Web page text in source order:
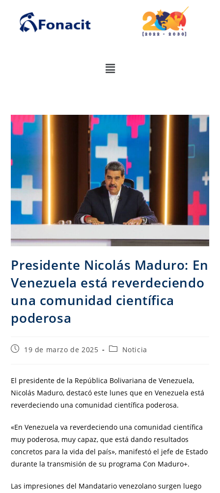
Presidente Nicolás Maduro: En
Venezuela está reverdeciendo
una comunidad científica
poderosa
19 de marzo de 2025 Noticia
El presidente de la República Bolivariana de Venezuela,
Nicolás Maduro, destacó este lunes que en Venezuela está
reverdeciendo una comunidad científica poderosa.
«En Venezuela va reverdeciendo una comunidad científica
muy poderosa, muy capaz, que está dando resultados
concretos para la vida del país», manifestó el jefe de Estado
durante la transmisión de su programa Con Maduro+.
Las impresiones del Mandatario venezolano surgen luego